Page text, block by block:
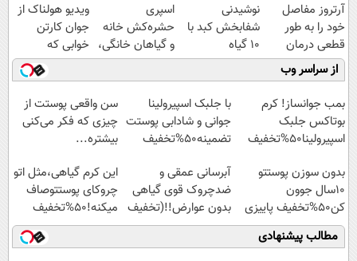
آرتروز مفاصل
خود را به طور
قطعی درمان
کنید!
◗پرسش‌نامه◖
نوشیدنی
شفابخش کبد با
10 گیاه
موثر(تخفیف تا
امشب)
اسپری
حشره‌کش خانه
و گیاهان خانگی،
نابودکننده انواع
حشرات خانگی و
آفات
ویدیو هولناک از
جوان کارتن
خوابی که
میلیاردر شد.
آموزش رایگان
از سراسر وب
بمب جوانساز! کرم
بوتاکس جلبک
اسپیرولینا50%تخفیف
با جلبک اسپیرولینا
جوانی و شادابی پوستت
تضمینه50%تخفیف
سن واقعی پوستت از
چیزی که فکر می‌کنی
بیشتره...
بدون سوزن پوستتو
10سال جوون
کن50%تخفیف پاییزی
آبرسانی عمقی و
ضدچروک قوی گیاهی
بدون عوارض!!(تخفیف
تا امشب)
این کرم گیاهی،مثل اتو
چروکای پوستتوصاف
میکنه!50%تخفیف
مطالب پیشنهادی